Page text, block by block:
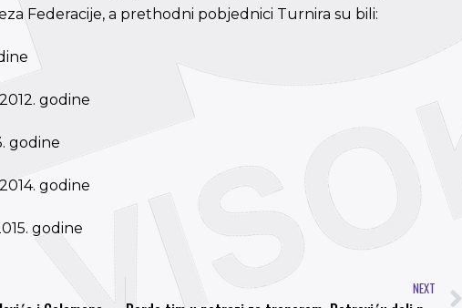
Federacije, a prethodni pobjednici Turnira su bili:
godine
godine
godine
godine
NEXT